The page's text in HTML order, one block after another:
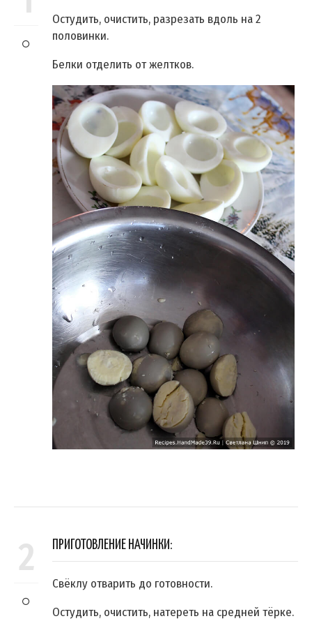
Остудить, очистить, разрезать вдоль на 2
половинки.
Белки отделить от желтков.
2 ПРИГОТОВЛЕНИЕ НАЧИНКИ:
Свёклу отварить до готовности.
Остудить, очистить, натереть на средней тёрке.